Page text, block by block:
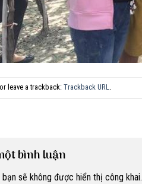
or leave a trackback: Trackback URL
bình luận
bạn sẽ không được hiển thị công khai.